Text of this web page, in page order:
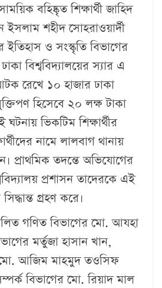
বহিষ্কৃত শিক্ষার্থী জাহিদ
শহীদ সোহরাওয়ার্দী
ও সংস্কৃতি বিভাগের
বিশ্ববিদ্যালয়ের স্যার এ
রেখে ১০ হাজার ঢাকা
হিসেবে ২০ লক্ষ টাকা
ঘটনায় ভিকটিম শিক্ষার্থীর
নামে লালবাগ থানায়
প্রাথমিক তদন্তে অভিযোগের
প্রশাসন তাদেরকে এই
গ্রহণ করে।
গণিত বিভাগের মো. আযহা
মর্তুজা হাসান খান,
মো. আজিম মাহমুদ তওসিফ
বিভাগের মো. রিয়াদ মাল